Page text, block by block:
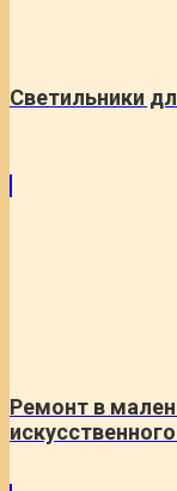
Светильники
Ремонт в